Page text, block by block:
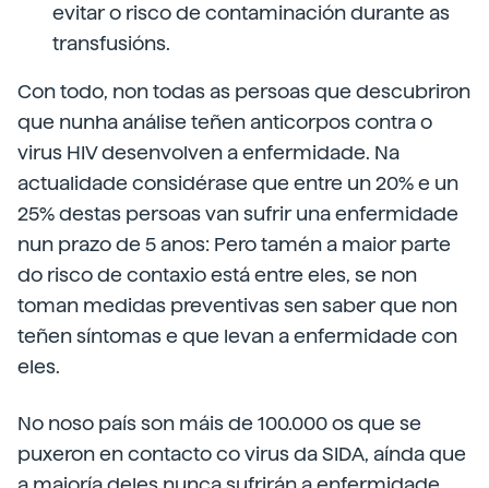
evitar o risco de contaminación durante as
transfusións.
Con todo, non todas as persoas que descubriron
que nunha análise teñen anticorpos contra o
virus HIV desenvolven a enfermidade. Na
actualidade considérase que entre un 20% e un
25% destas persoas van sufrir una enfermidade
nun prazo de 5 anos: Pero tamén a maior parte
do risco de contaxio está entre eles, se non
toman medidas preventivas sen saber que non
teñen síntomas e que levan a enfermidade con
eles.
No noso país son máis de 100.000 os que se
puxeron en contacto co virus da SIDA, aínda que